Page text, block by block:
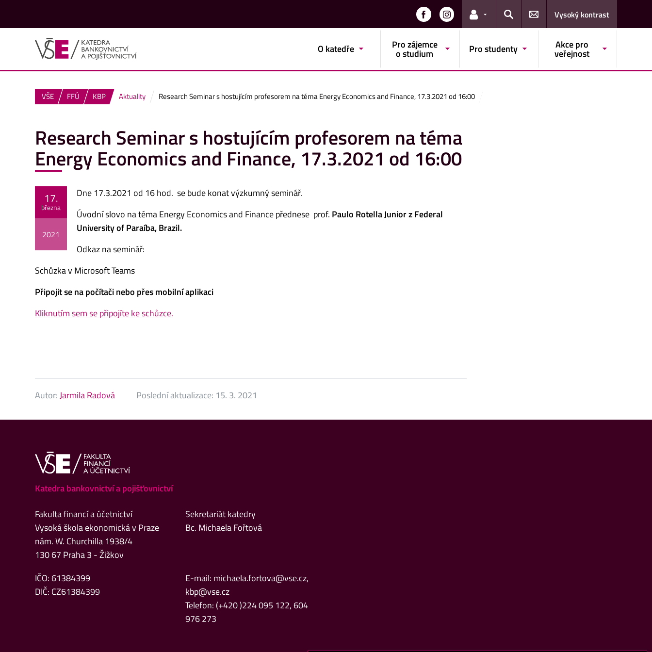
Odkazy pro uživatele
Hledat
Vysoký kontrast
O katedře Pro zájemce
o studium Pro studenty Akce pro
veřejnost
VŠE FFÚ KBP Aktuality Research Seminar s hostujícím profesorem na téma Energy Economics and Finance, 17.3.2021 od 16:00
Research Seminar s hostujícím profesorem na téma
Energy Economics and Finance, 17.3.2021 od 16:00
17.
března
2021
Dne 17.3.2021 od 16 hod. se bude konat výzkumný seminář.
Úvodní slovo na téma Energy Economics and Finance přednese prof. Paulo Rotella Junior z Federal
University of Paraíba, Brazil.
Odkaz na seminář:
Schůzka v Microsoft Teams
Připojit se na počítači nebo přes mobilní aplikaci
Kliknutím sem se připojíte ke schůzce.
Autor:Jarmila Radová Poslední aktualizace: 15. 3. 2021
Katedra bankovnictví a pojišťovnictví
Fakulta financí a účetnictví
Vysoká škola ekonomická v Praze
nám. W. Churchilla 1938/4
130 67 Praha 3 - Žižkov
Sekretariát katedry
Bc. Michaela Fořtová
IČO: 61384399
DIČ: CZ61384399
E-mail: michaela.fortova@vse.cz,
kbp@vse.cz
Telefon: (+420 )224 095 122, 604
976 273